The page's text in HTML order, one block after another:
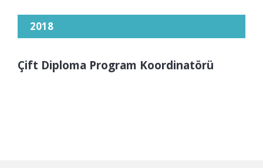
2018
Çift Diploma Program Koordinatörü